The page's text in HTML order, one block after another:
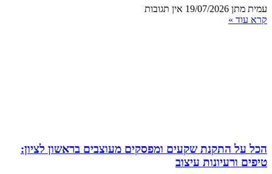
עמית מתן 19/07/2026 אין תגובות
קרא עוד »
הכל על התקנת שקעים ומפסקים מעוצבים בראשון לציון:
טיפים ורעיונות עיצוב